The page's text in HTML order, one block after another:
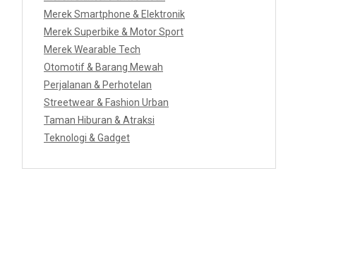
Merek Smartphone & Elektronik
Merek Superbike & Motor Sport
Merek Wearable Tech
Otomotif & Barang Mewah
Perjalanan & Perhotelan
Streetwear & Fashion Urban
Taman Hiburan & Atraksi
Teknologi & Gadget